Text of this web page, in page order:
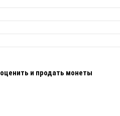
оценить и продать монеты